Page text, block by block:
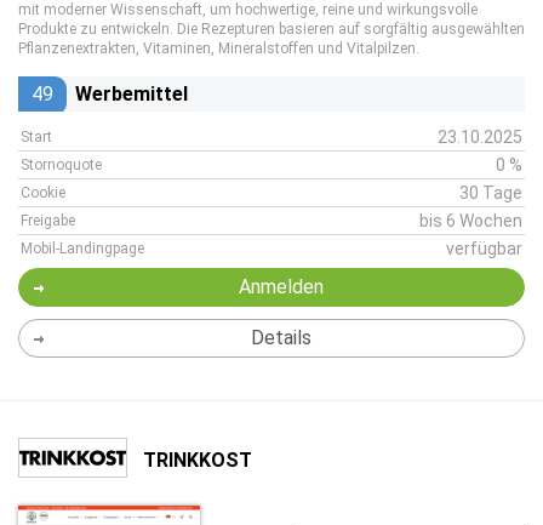
mit moderner Wissenschaft, um hochwertige, reine und wirkungsvolle
Produkte zu entwickeln. Die Rezepturen basieren auf sorgfältig ausgewählten
Pflanzenextrakten, Vitaminen, Mineralstoffen und Vitalpilzen.
49 Werbemittel
Start 23.10.2025
Stornoquote 0 %
Cookie 30 Tage
Freigabe bis 6 Wochen
Mobil-Landingpage verfügbar
Anmelden
Details
TRINKKOST